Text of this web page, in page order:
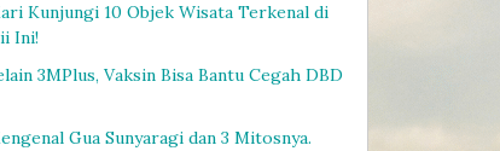
Kunjungi 10 Objek Wisata Terkenal di
Ini!
3MPlus, Vaksin Bisa Bantu Cegah DBD
Gua Sunyaragi dan 3 Mitosnya.